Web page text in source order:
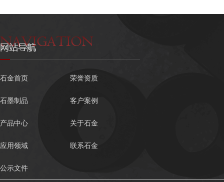
石金首页 荣誉资质
石墨制品 客户案例
产品中心 关于石金
应用领域 联系石金
公示文件